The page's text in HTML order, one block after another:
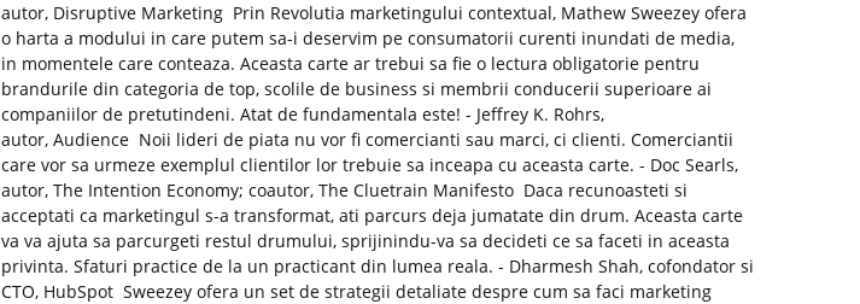
autor, Disruptive Marketing Prin Revolutia marketingului contextual, Mathew Sweezey ofera
o harta a modului in care putem sa-i deservim pe consumatorii curenti inundati de media,
in momentele care conteaza. Aceasta carte ar trebui sa fie o lectura obligatorie pentru
brandurile din categoria de top, scolile de business si membrii conducerii superioare ai
companiilor de pretutindeni. Atat de fundamentala este! - Jeffrey K. Rohrs,
autor, Audience Noii lideri de piata nu vor fi comercianti sau marci, ci clienti. Comerciantii
care vor sa urmeze exemplul clientilor lor trebuie sa inceapa cu aceasta carte. - Doc Searls,
autor, The Intention Economy; coautor, The Cluetrain Manifesto Daca recunoasteti si
acceptati ca marketingul s-a transformat, ati parcurs deja jumatate din drum. Aceasta carte
va va ajuta sa parcurgeti restul drumului, sprijinindu-va sa decideti ce sa faceti in aceasta
privinta. Sfaturi practice de la un practicant din lumea reala. - Dharmesh Shah, cofondator si
CTO, HubSpot Sweezey ofera un set de strategii detaliate despre cum sa faci marketing